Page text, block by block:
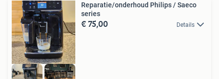
Reparatie/onderhoud Philips / Saeco
series
€ 75,00 Details